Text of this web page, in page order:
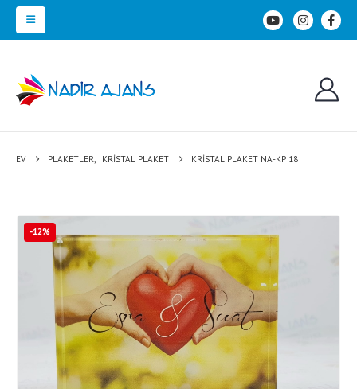
EV PLAKETLER KRISTAL PLAKET KRISTAL PLAKET NA-KP 18
-12%